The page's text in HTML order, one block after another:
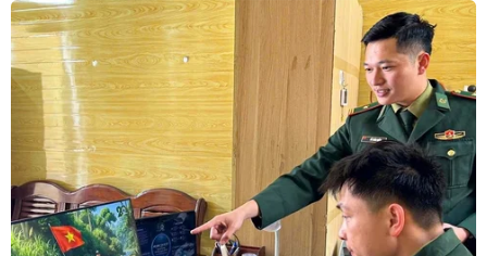
08/08/2026 06:02
Vượt lên di chứng chất độc da cam,
chàng trai Đồng Tháp tự tin làm chủ
cuộc đời
08/08/2026 06:00